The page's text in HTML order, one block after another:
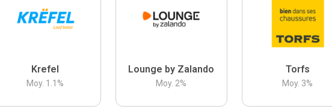
Krefel
Moy. 1.1 %
Lounge by Zalando
Moy. 2%
Torfs
Moy. 3%